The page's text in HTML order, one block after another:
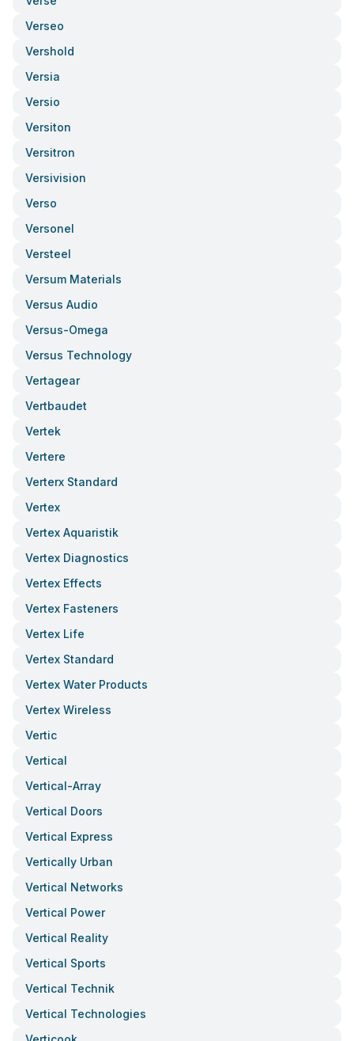
Verseo
Vershold
Versia
Versio
Versiton
Versitron
Versivision
Verso
Versonel
Versteel
Versum Materials
Versus Audio
Versus-Omega
Versus Technology
Vertagear
Vertbaudet
Vertek
Vertere
Verterx Standard
Vertex
Vertex Aquaristik
Vertex Diagnostics
Vertex Effects
Vertex Fasteners
Vertex Life
Vertex Standard
Vertex Water Products
Vertex Wireless
Vertic
Vertical
Vertical-Array
Vertical Doors
Vertical Express
Vertically Urban
Vertical Networks
Vertical Power
Vertical Reality
Vertical Sports
Vertical Technik
Vertical Technologies